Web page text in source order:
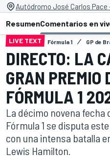
Autódromo José Carlos
ResumenComentarios en
LIVE TEXT Fórmula 1 GP de
DIRECTO: LA
GRAN PREMIO
FÓRMULA 1
La décimo novena fecha
Fórmula 1 se disputa
con una intensa batalla
Lewis Hamilton.